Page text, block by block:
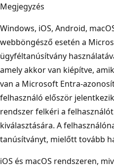
Megjegyzés
Windows, iOS, Android,
webböngésző esetén a
ügyféltanúsítvány
amely akkor van kiépítve,
van a Microsoft Entra-
felhasználó először
rendszer felkéri a
kiválasztására. A
tanúsítványt, mielőtt tovább
iOS és macOS rendszeren,